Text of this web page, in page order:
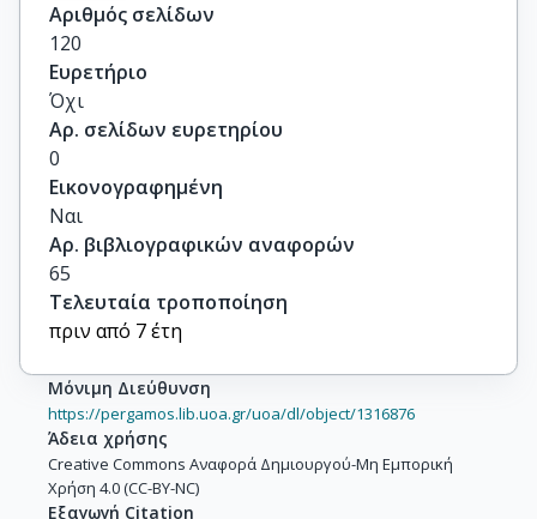
Αριθμός σελίδων
120
Ευρετήριο
Όχι
Αρ. σελίδων ευρετηρίου
0
Εικονογραφημένη
Ναι
Αρ. βιβλιογραφικών αναφορών
65
Τελευταία τροποποίηση
πριν από 7 έτη
Μόνιμη Διεύθυνση
https://pergamos.lib.uoa.gr/uoa/dl/object/1316876
Άδεια χρήσης
Creative Commons Αναφορά Δημιουργού-Μη Εμπορική
Χρήση 4.0 (CC-BY-NC)
Εξαγωγή Citation